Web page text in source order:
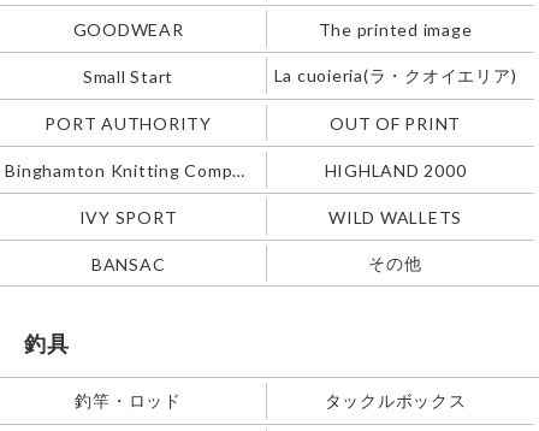
GOODWEAR The printed image
Small Start La cuoieria(ラ・クオイエリア)
PORT AUTHORITY OUT OF PRINT
Binghamton Knitting Company HIGHLAND 2000
IVY SPORT WILD WALLETS
BANSAC その他
釣具
釣竿・ロッド タックルボックス